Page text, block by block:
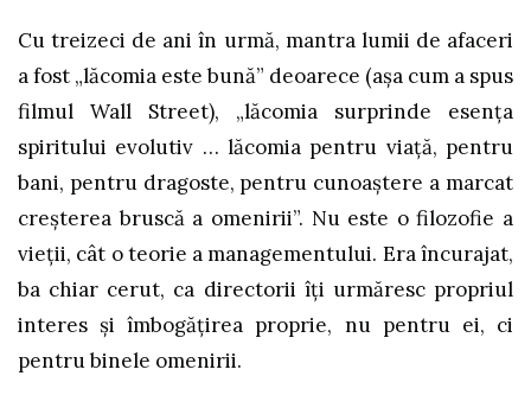
Cu treizeci de ani în urmă, mantra lumii de afaceri
a fost „lăcomia este bună” deoarece (așa cum a spus
filmul Wall Street), „lăcomia surprinde esența
spiritului evolutiv … lăcomia pentru viață, pentru
bani, pentru dragoste, pentru cunoaștere a marcat
creșterea bruscă a omenirii”. Nu este o filozofie a
vieții, cât o teorie a managementului. Era încurajat,
ba chiar cerut, ca directorii îți urmăresc propriul
interes și îmbogățirea proprie, nu pentru ei, ci
pentru binele omenirii.